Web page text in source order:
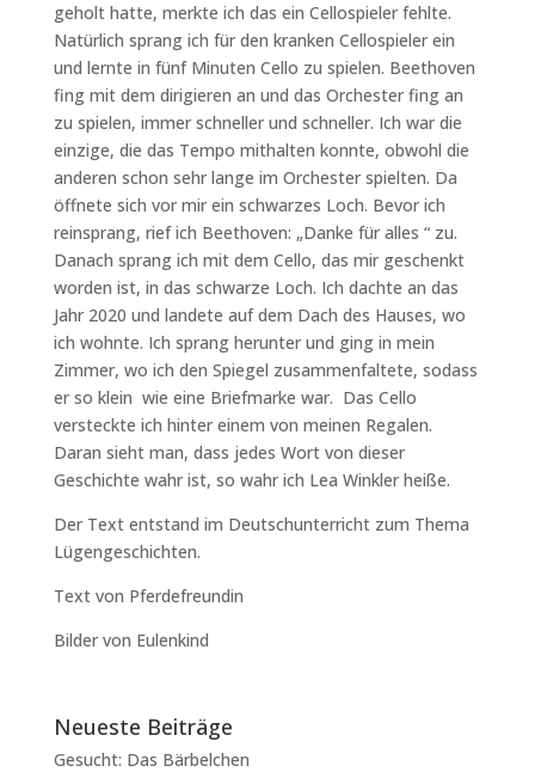
geholt hatte, merkte ich das ein Cellospieler fehlte.
Natürlich sprang ich für den kranken Cellospieler ein
und lernte in fünf Minuten Cello zu spielen. Beethoven
fing mit dem dirigieren an und das Orchester fing an
zu spielen, immer schneller und schneller. Ich war die
einzige, die das Tempo mithalten konnte, obwohl die
anderen schon sehr lange im Orchester spielten. Da
öffnete sich vor mir ein schwarzes Loch. Bevor ich
reinsprang, rief ich Beethoven: „Danke für alles “ zu.
Danach sprang ich mit dem Cello, das mir geschenkt
worden ist, in das schwarze Loch. Ich dachte an das
Jahr 2020 und landete auf dem Dach des Hauses, wo
ich wohnte. Ich sprang herunter und ging in mein
Zimmer, wo ich den Spiegel zusammenfaltete, sodass
er so klein wie eine Briefmarke war. Das Cello
versteckte ich hinter einem von meinen Regalen.
Daran sieht man, dass jedes Wort von dieser
Geschichte wahr ist, so wahr ich Lea Winkler heiße.
Der Text entstand im Deutschunterricht zum Thema
Lügengeschichten.
Text von Pferdefreundin
Bilder von Eulenkind
Neueste Beiträge
Gesucht: Das Bärbelchen